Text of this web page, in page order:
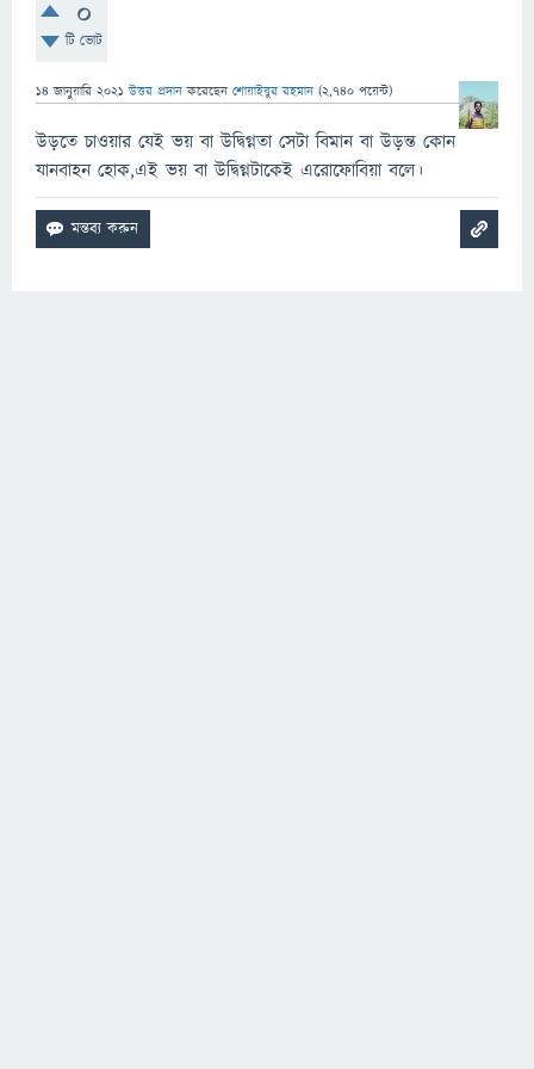
0
টি ভোট
14 জানুয়ারি 2021 উত্তর প্রদান করেছেন শোয়াইবুর রহমান (2,740 পয়েন্ট)
উড়তে চাওয়ার যেই ভয় বা উদ্বিগ্নতা সেটা বিমান বা উড়ন্ত কোন
যানবাহন হোক,এই ভয় বা উদ্বিগ্নটাকেই এরোফোবিয়া বলে।